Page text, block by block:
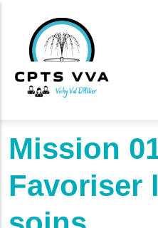
Mission
Favoriser